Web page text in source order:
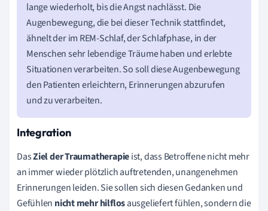
lange wiederholt, bis die Angst nachlässt. Die
Augenbewegung, die bei dieser Technik stattfindet,
ähnelt der im REM-Schlaf, der Schlafphase, in der
Menschen sehr lebendige Träume haben und erlebte
Situationen verarbeiten. So soll diese Augenbewegung
den Patienten erleichtern, Erinnerungen abzurufen
und zu verarbeiten.
Integration
DasZiel der Traumatherapieist, dass Betroffene nicht mehr
an immer wieder plötzlich auftretenden, unangenehmen
Erinnerungen leiden. Sie sollen sich diesen Gedanken und
Gefühlen nicht mehr hilflosausgeliefert fühlen, sondern die